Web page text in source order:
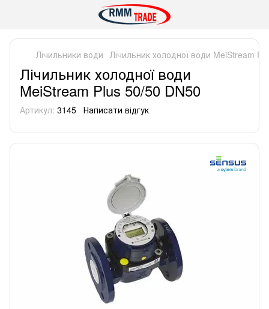
Лічильники води Лічильник холодної води MeiStream
Лічильник холодної води
MeiStream Plus 50/50 DN50
Артикул: 3145 Написати відгук